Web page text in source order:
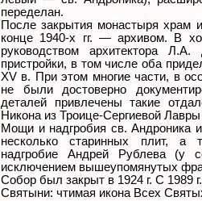
переделан.
После закрытия монастыря храм
конце 1940-х гг. — архивом. В
руководством архитектора
пристройки, в том числе оба
XV в. При этом многие части, в
не были достоверно
деталей привлечены такие
Никона из Троице-Сергиевой Лавры
Мощи и надгробия св. Андроника
несколько старинных плит, а
надгробие Андрей Рублева (у
исключением вышеупомянутых
Собор был закрыт в 1924 г. С 1989
Cвятыни: чтимая икона Всех